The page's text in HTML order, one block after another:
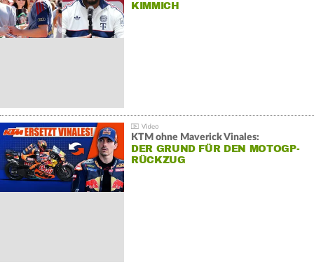
KIMMICH
KTM ohne Maverick Vinales:
DER GRUND FÜR DEN MOTOGP-
RÜCKZUG